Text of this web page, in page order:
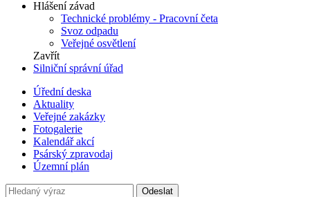
Hlášení závad
Technické problémy - Pracovní četa
Svoz odpadu
Veřejné osvětlení
Zavřít
Silniční správní úřad
Úřední deska
Aktuality
Veřejné zakázky
Fotogalerie
Kalendář akcí
Psárský zpravodaj
Územní plán
Odeslat